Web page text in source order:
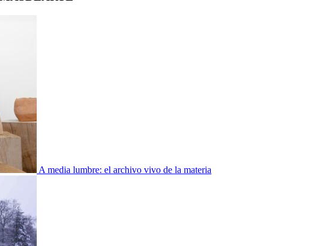
A media lumbre: el archivo vivo de la materia